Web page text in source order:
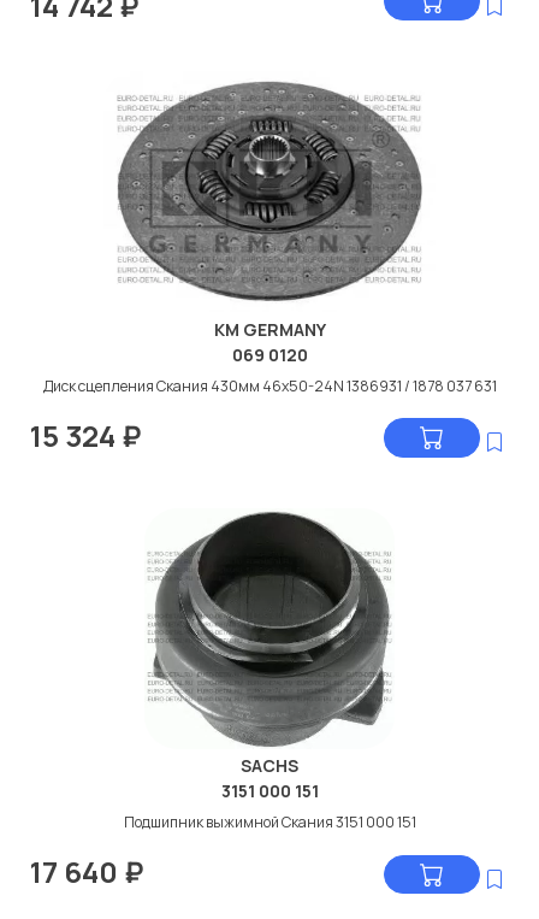
KM GERMANY
069 0120
Диск сцепления Скания 430мм 46x50-24N 1386931 / 1878 037 631
15 324 ₽
SACHS
3151 000 151
Подшипник выжимной Скания 3151 000 151
17 640 ₽